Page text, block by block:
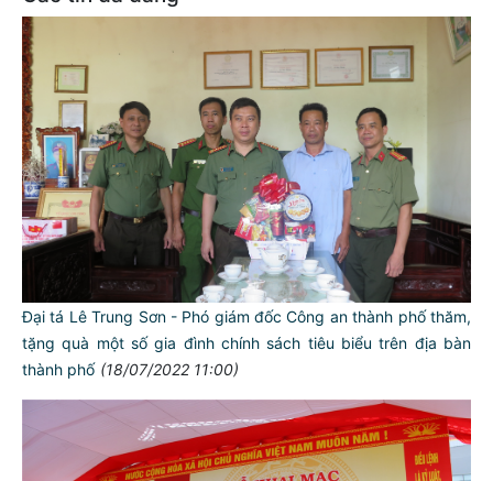
Đại tá Lê Trung Sơn - Phó giám đốc Công an thành phố thăm,
tặng quà một số gia đình chính sách tiêu biểu trên địa bàn
thành phố (18/07/2022 11:00)